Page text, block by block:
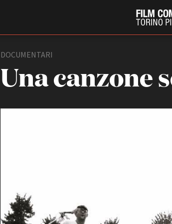
Beginners
DOCUMENTARI
Una canzone